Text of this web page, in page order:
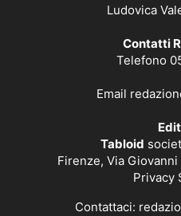
Ludovica
Contatti
Telefono
Email
Tabloid
Firenze, Via
Privacy
Contattaci: